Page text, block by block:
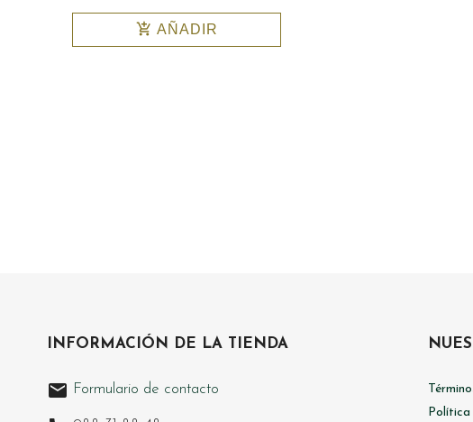
add_shopping_cart AÑADIR
INFORMACIÓN DE LA TIENDA
email Formulario de contacto
Política